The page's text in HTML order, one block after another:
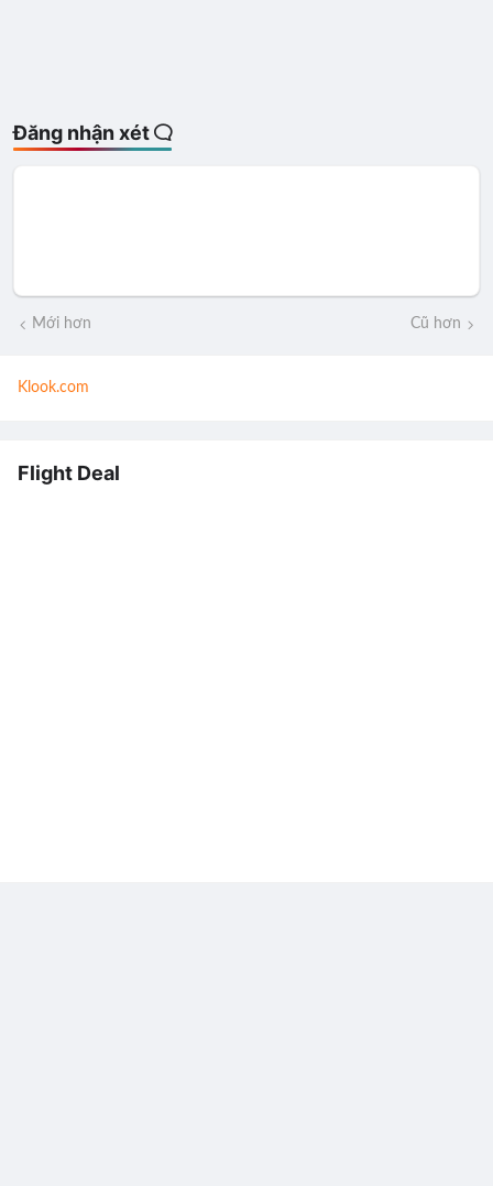
Đăng nhận xét
Mới hơn Cũ hơn
Klook.com
Flight Deal